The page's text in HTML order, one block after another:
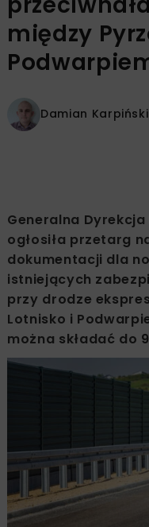
między
Damian Karpiński
Generalna
ogłosiła przetarg
dokumentacji dla
istniejących
przy drodze
Lotnisko i
można składać do